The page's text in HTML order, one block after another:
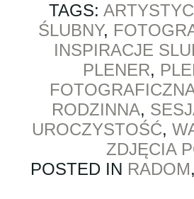
TAGS:
ŚLUBNY,
INSPIRACJE
PLENER,
RODZINNA,
UROCZYSTOŚĆ,
ZDJĘCIA
POSTED IN RADOM,